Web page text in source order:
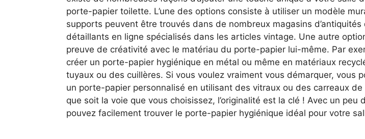
porte-papier toilette. L’une des options consiste à utiliser un modèle
supports peuvent être trouvés dans de nombreux magasins d’antiquités
détaillants en ligne spécialisés dans les articles vintage. Une autre
preuve de créativité avec le matériau du porte-papier lui-même. Par
créer un porte-papier hygiénique en métal ou même en matériaux
tuyaux ou des cuillères. Si vous voulez vraiment vous démarquer, vous
un porte-papier personnalisé en utilisant des vitraux ou des carreaux de
que soit la voie que vous choisissez, l’originalité est la clé ! Avec un peu
pouvez facilement trouver le porte-papier hygiénique idéal pour votre